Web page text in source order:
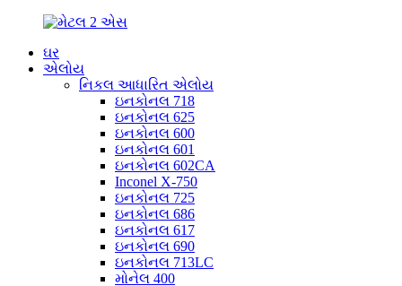
ઘર
એલોય
નિકલ આધારિત એલોય
ઇનકોનલ 718
ઇનકોનલ 625
ઇનકોનલ 600
ઇનકોનલ 601
ઇનકોનલ 602CA
Inconel X-750
ઇનકોનલ 725
ઇનકોનલ 686
ઇનકોનલ 617
ઇનકોનલ 690
ઇનકોનલ 713LC
મોનેલ 400